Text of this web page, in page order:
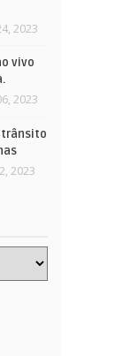
2023
vivo
2023
trânsito
2023